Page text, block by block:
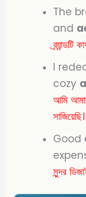
The
and
I
cozy
আমি
সাজিয়েছি।
Good
সুন্দর